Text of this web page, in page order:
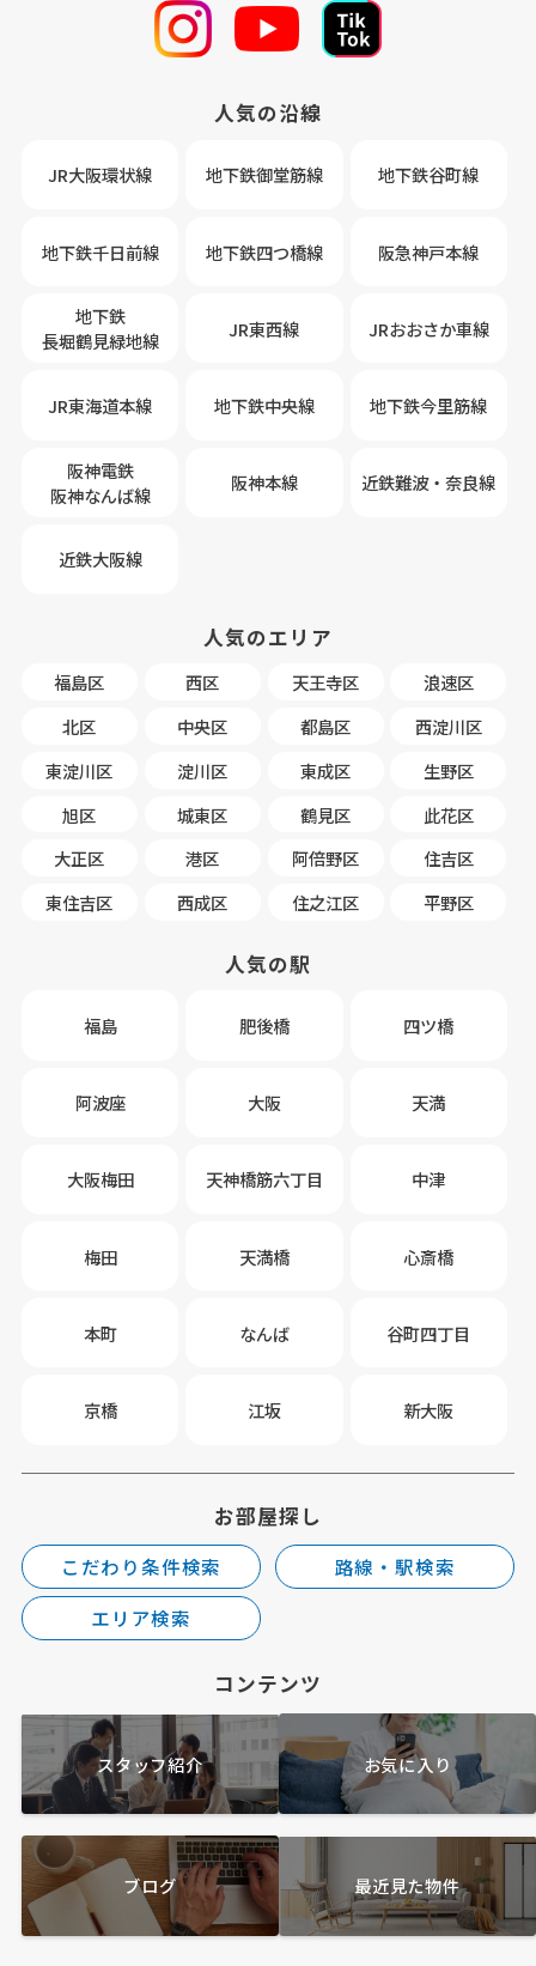
人気の沿線
JR大阪環状線 地下鉄御堂筋線 地下鉄谷町線
地下鉄千日前線 地下鉄四つ橋線 阪急神戸本線
地下鉄
長堀鶴見緑地線
JR東西線 JRおおさか車線
JR東海道本線 地下鉄中央線 地下鉄今里筋線
阪神電鉄
阪神なんば線
阪神本線 近鉄難波・奈良線
近鉄大阪線
人気のエリア
福島区 西区 天王寺区
浪速区
北区
中央区 都島区
西淀川区
東淀川区
淀川区 東成区
生野区
旭区
城東区 鶴見区
此花区
大正区
港区 阿倍野区
住吉区
東住吉区
西成区 住之江区 平野区
人気の駅
福島 肥後橋 四ツ橋
阿波座 大阪 天満
大阪梅田 天神橋筋六丁目 中津
梅田 天満橋 心斎橋
本町 なんば 谷町四丁目
京橋 江坂 新大阪
お部屋探し
こだわり条件検索
路線・駅検索
エリア検索
コンテンツ
スタッフ紹介 お気に入り
ブログ 最近見た物件